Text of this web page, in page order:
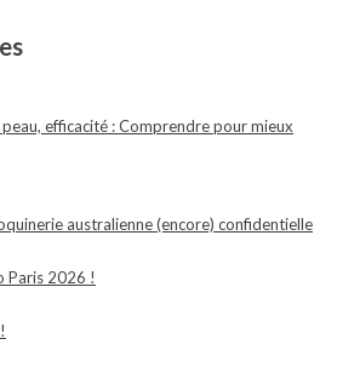
efficacité : Comprendre pour mieux
australienne (encore) confidentielle
Paris 2026 !